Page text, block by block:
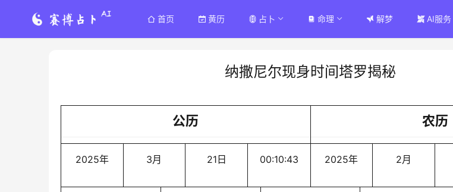
首页 黄历 占卜 命理 解梦 AI服务
纳撒尼尔现身时间塔罗揭秘
公历
2025年 3月 21日 00:10:43
农历
2025年 2月